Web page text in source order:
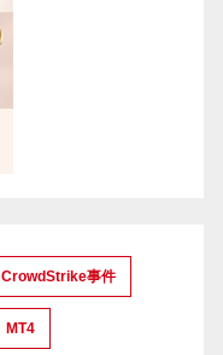
CrowdStrike事件
MT4